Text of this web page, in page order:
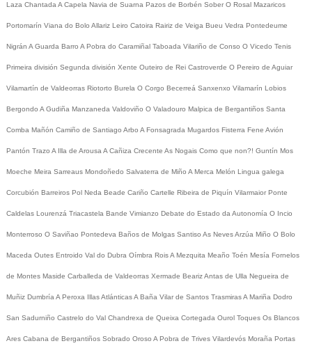
Laza Chantada A Capela Navia de Suarna Pazos de Borbén Sober O Rosal Mazaricos
Portomarín Viana do Bolo Allariz Leiro Catoira Rairiz de Veiga Bueu Vedra Pontedeume
Nigrán A Guarda Barro A Pobra do Caramiñal Taboada Vilariño de Conso O Vicedo Tenis
Primeira división Segunda división Xente Outeiro de Rei Castroverde O Pereiro de Aguiar
Vilamartín de Valdeorras Riotorto Burela O Corgo Becerreá Sanxenxo Vilamarín Lobios
Bergondo A Gudiña Manzaneda Valdoviño O Valadouro Malpica de Bergantiños Santa
Comba Mañón Camiño de Santiago Arbo A Fonsagrada Mugardos Fisterra Fene Avión
Pantón Trazo A Illa de Arousa A Cañiza Crecente As Nogais Como que non?! Guntín Mos
Moeche Meira Sarreaus Mondoñedo Salvaterra de Miño A Merca Melón Lingua galega
Corcubión Barreiros Pol Neda Beade Cariño Cartelle Ribeira de Piquín Vilarmaior Ponte
Caldelas Lourenzá Triacastela Bande Vimianzo Debate do Estado da Autonomía O Incio
Monterroso O Saviñao Pontedeva Baños de Molgas Santiso As NevesArzúa Miño O Bolo
Maceda Outes Entroido Val do Dubra Oímbra RoisA Mezquita Meaño Toén Mesía Fornelos
de Montes Maside Carballeda de Valdeorras Xermade BearizAntas de Ulla Negueira de
Muñiz Dumbría A Peroxa Illas AtlánticasA Baña Vilar de Santos TrasmirasA Mariña Dodro
San Sadurniño Castrelo do Val Chandrexa de Queixa Cortegada Ourol Toques Os Blancos
Ares Cabana de Bergantiños Sobrado Oroso A Pobra de Trives Vilardevós Moraña Portas